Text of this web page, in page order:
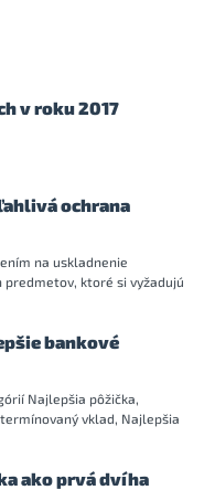
v roku 2017
ochrana
na uskladnenie
ktoré si vyžadujú
bankové
Najlepšia pôžička,
vklad, Najlepšia
ako prvá dvíha